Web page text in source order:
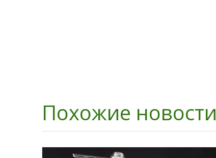
Похожие новости